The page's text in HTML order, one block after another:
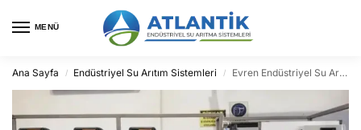
MENÜ
Ana Sayfa / Endüstriyel Su Arıtım Sistemleri / Evren Endüstriyel Su Arıtma